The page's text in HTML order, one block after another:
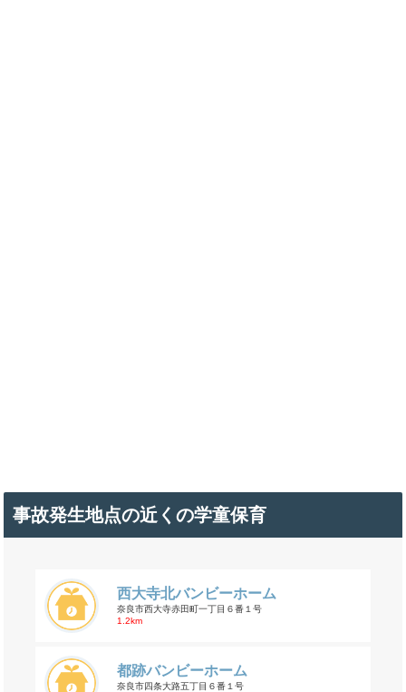
事故発生地点の近くの学童保育
西大寺北バンビーホーム
奈良市西大寺赤田町一丁目６番１号
1.2km
都跡バンビーホーム
奈良市四条大路五丁目６番１号